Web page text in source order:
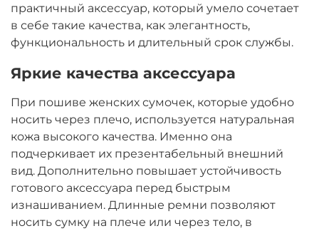
практичный аксессуар, который умело сочетает
в себе такие качества, как элегантность,
функциональность и длительный срок службы.
Яркие качества аксессуара
При пошиве женских сумочек, которые удобно
носить через плечо, используется натуральная
кожа высокого качества. Именно она
подчеркивает их презентабельный внешний
вид. Дополнительно повышает устойчивость
готового аксессуара перед быстрым
изнашиванием. Длинные ремни позволяют
носить сумку на плече или через тело, в